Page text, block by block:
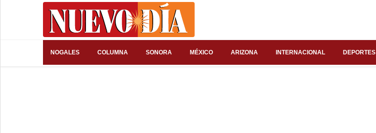
NOGALES COLUMNA SONORA MÉXICO ARIZONA INTERNACIONAL DEPORTES